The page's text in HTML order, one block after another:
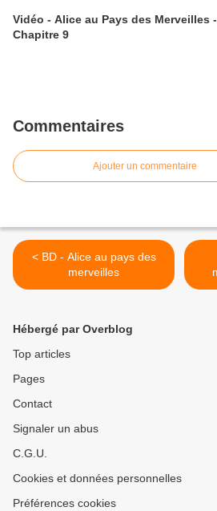
Vidéo - Alice au Pays des Merveilles -
Chapitre 9
Commentaires
Ajouter un commentaire
< BD - Alice au pays des
merveilles
Hébergé par Overblog
Top articles
Pages
Contact
Signaler un abus
C.G.U.
Cookies et données personnelles
Préférences cookies